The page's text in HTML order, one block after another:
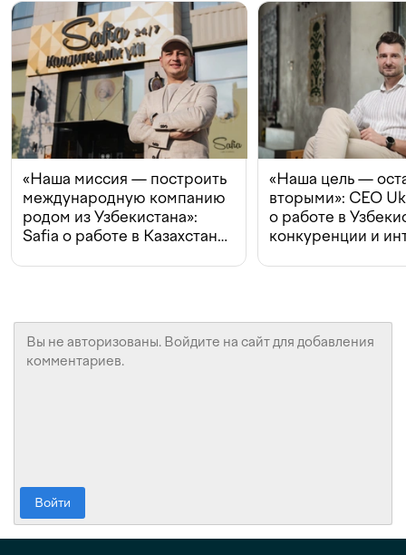
«Наша миссия — построить
международную компанию
родом из Узбекистана»:
Safia о работе в Казахстане,
«Наша цель —
вторыми»: CEO
о работе в
конкуренции и
Войти